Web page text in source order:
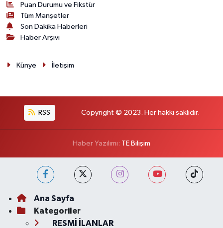
Puan Durumu ve Fikstür
Tüm Manşetler
Son Dakika Haberleri
Haber Arşivi
Künye İletişim
RSS Copyright © 2023. Her hakkı saklıdır.
Haber Yazılımı: TE Bilişim
Ana Sayfa
Kategoriler
RESMİ İLANLAR